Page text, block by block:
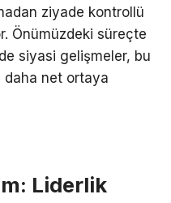
ziyade kontrollü
Önümüzdeki süreçte
siyasi gelişmeler, bu
daha net ortaya
Liderlik